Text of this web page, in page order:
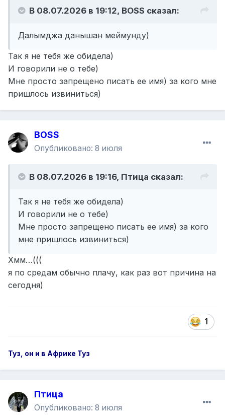
В 08.07.2026 в 19:12, BOSS сказал:
Далымджа данышан меймунду)
Так я не тебя же обидела)
И говорили не о тебе)
Мне просто запрещено писать ее имя) за кого мне
пришлось извиниться)
BOSS
Опубликовано: 8 июля
В 08.07.2026 в 19:16, Птица сказал:
Так я не тебя же обидела)
И говорили не о тебе)
Мне просто запрещено писать ее имя) за кого
мне пришлось извиниться)
Хмм…(((
я по средам обычно плачу, как раз вот причина на
сегодня)
1
Туз, он и в Африке Туз
Птица
Опубликовано: 8 июля